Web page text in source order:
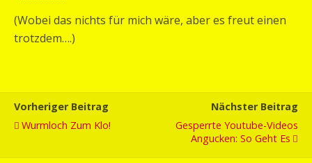
(Wobei das nichts für mich wäre, aber es freut einen
trotzdem….)
Vorheriger Beitrag
Wurmloch Zum Klo!
Nächster Beitrag
Gesperrte Youtube-Videos
Angucken: So Geht Es